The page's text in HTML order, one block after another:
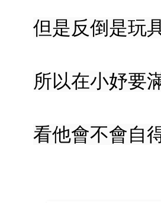
但是反倒是玩
所以在小妤要
看他會不會自